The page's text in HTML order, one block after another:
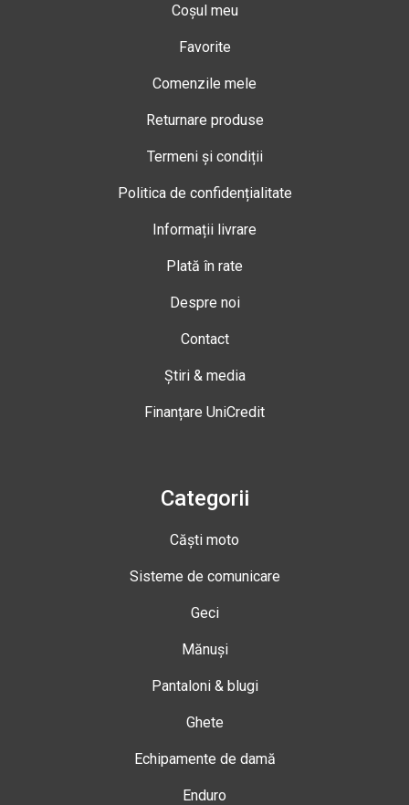
Coșul meu
Favorite
Comenzile mele
Returnare produse
Termeni și condiții
Politica de confidențialitate
Informații livrare
Plată în rate
Despre noi
Contact
Știri & media
Finanțare UniCredit
Categorii
Căști moto
Sisteme de comunicare
Geci
Mănuși
Pantaloni & blugi
Ghete
Echipamente de damă
Enduro